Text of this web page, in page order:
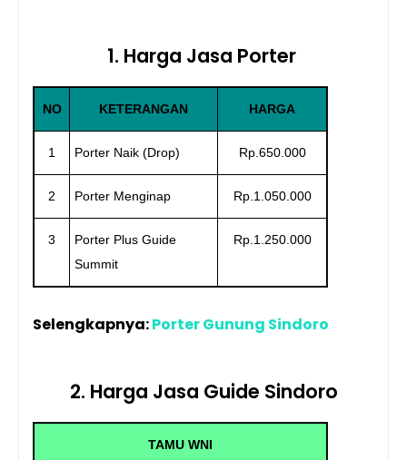
1. Harga Jasa Porter
NO KETERANGAN HARGA
1 Porter Naik (Drop) Rp.650.000
2 Porter Menginap Rp.1.050.000
3
Porter Plus Guide
Summit
Rp.1.250.000
Selengkapnya:Porter Gunung Sindoro
2. Harga Jasa Guide Sindoro
TAMU WNI